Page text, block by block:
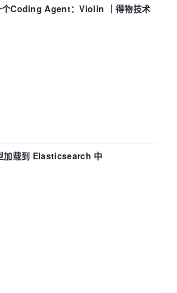
个Coding Agent：Violin ｜得物技术
加载到 Elasticsearch 中